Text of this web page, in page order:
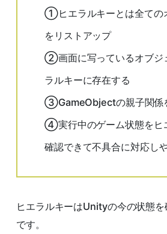
①ヒエラルキーとは全ての
をリストアップ
②画面に写っているオブジ
ラルキーに存在する
③GameObjectの親子関係
④実行中のゲーム状態をヒ
確認できて不具合に対応し
ヒエラルキーはUnityの今の状態
です。